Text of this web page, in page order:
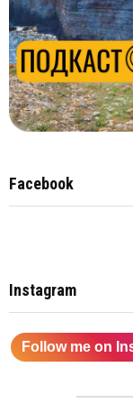
Facebook
Instagram
Follow me on